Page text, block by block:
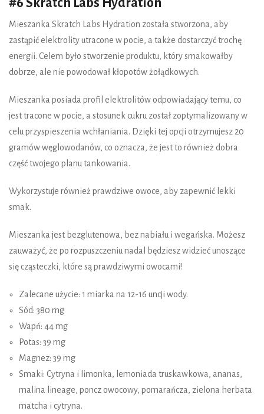
#6 Skratch Labs Hydration
Mieszanka Skratch Labs Hydration została stworzona, aby
zastąpić elektrolity utracone w pocie, a także dostarczyć trochę
energii. Celem było stworzenie produktu, który smakowałby
dobrze, ale nie powodował kłopotów żołądkowych.
Mieszanka posiada profil elektrolitów odpowiadający temu, co
jest tracone w pocie, a stosunek cukru został zoptymalizowany w
celu przyspieszenia wchłaniania. Dzięki tej opcji otrzymujesz 20
gramów węglowodanów, co oznacza, że jest to również dobra
część twojego planu tankowania.
Wykorzystuje również prawdziwe owoce, aby zapewnić lekki
smak.
Mieszanka jest bezglutenowa, bez nabiału i wegańska. Możesz
zauważyć, że po rozpuszczeniu nadal będziesz widzieć unoszące
się cząsteczki, które są prawdziwymi owocami!
Zalecane użycie: 1 miarka na 12-16 uncji wody.
Sód: 380 mg
Wapń: 44 mg
Potas: 39 mg
Magnez: 39 mg
Smaki: Cytryna i limonka, lemoniada truskawkowa, ananas,
malina lineage, poncz owocowy, pomarańcza, zielona herbata
matcha i cytryna.